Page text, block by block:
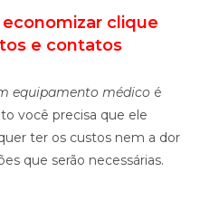
clique
e contatos
equipamento médico é
você precisa que ele
ter os custos nem a dor
que serão necessárias.